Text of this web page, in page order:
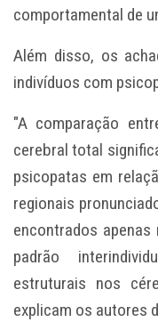
comportamental de
Além disso, os
indivíduos com
"A comparação
cerebral total
psicopatas em
regionais
encontrados
padrão
estruturais nos
explicam os autores